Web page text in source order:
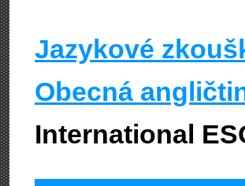
Jazykové
Obecná
International